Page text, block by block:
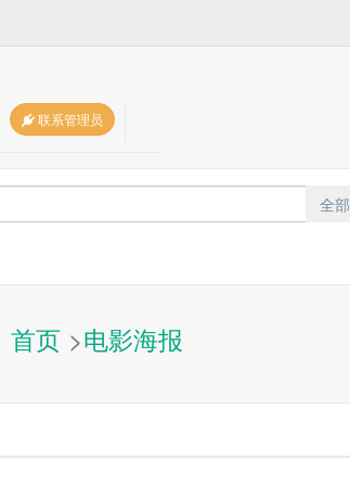
联系管理员
全部
首页 >电影海报